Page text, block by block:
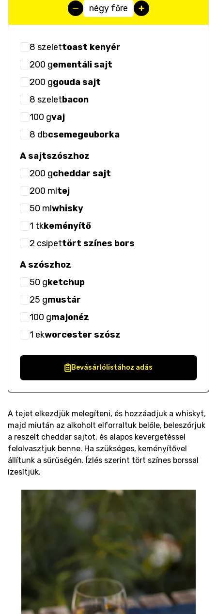
négy főre
8 szelettoast kenyér
200 gementáli sajt
200 ggouda sajt
8 szeletbacon
100 gvaj
8 dbcsemegeuborka
A sajtszószhoz
200 gcheddar sajt
200 mltej
50 mlwhisky
1 tkkeményítő
2 csipettört színes bors
A szószhoz
50 gketchup
25 gmustár
100 gmajonéz
1 ekworcester szósz
Bevásárlólistához adás
A tejet elkezdjük melegíteni, és hozzáadjuk a whiskyt,
majd miután az alkoholt elforraltuk belőle, beleszórjuk
a reszelt cheddar sajtot, és alapos kevergetéssel
felolvasztjuk benne. Ha szükséges, keményítővel
állítunk a sűrűségén. Ízlés szerint tört színes borssal
ízesítjük.